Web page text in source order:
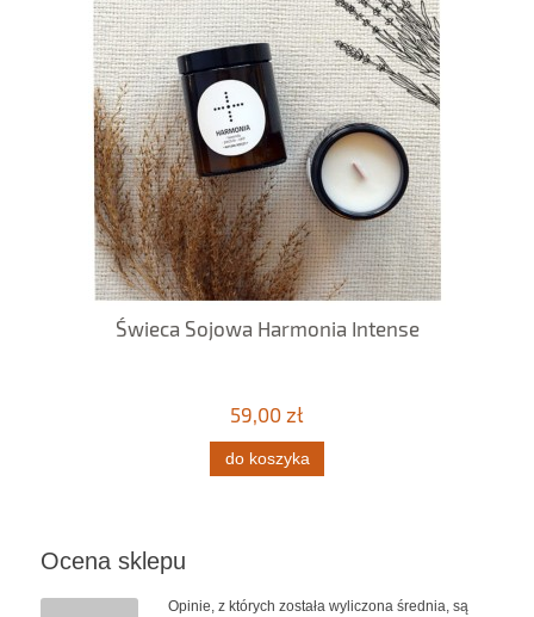
Świeca Sojowa Harmonia Intense
59,00 zł
do koszyka
Ocena sklepu
Opinie, z których została wyliczona średnia, są